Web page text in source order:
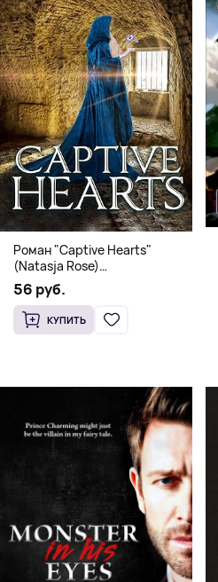
Роман "Captive Hearts"
(Natasja Rose)
Романтическое фэнтези
56 руб.
КУПИТЬ